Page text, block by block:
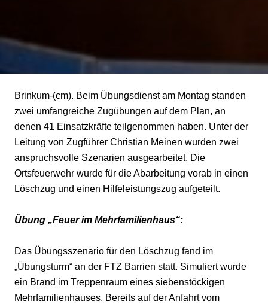
Brinkum-(cm). Beim Übungsdienst am Montag standen
zwei umfangreiche Zugübungen auf dem Plan, an
denen 41 Einsatzkräfte teilgenommen haben. Unter der
Leitung von Zugführer Christian Meinen wurden zwei
anspruchsvolle Szenarien ausgearbeitet. Die
Ortsfeuerwehr wurde für die Abarbeitung vorab in einen
Löschzug und einen Hilfeleistungszug aufgeteilt.
Übung „Feuer im Mehrfamilienhaus“:
Das Übungsszenario für den Löschzug fand im
„Übungsturm“ an der FTZ Barrien statt. Simuliert wurde
ein Brand im Treppenraum eines siebenstöckigen
Mehrfamilienhauses. Bereits auf der Anfahrt vom